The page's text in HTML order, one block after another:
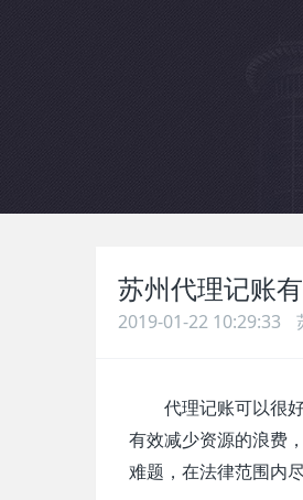
苏州代理记账
2019-01-22 10:29:33
代理记账可以很
有效减少资源的浪费
难题，在法律范围内